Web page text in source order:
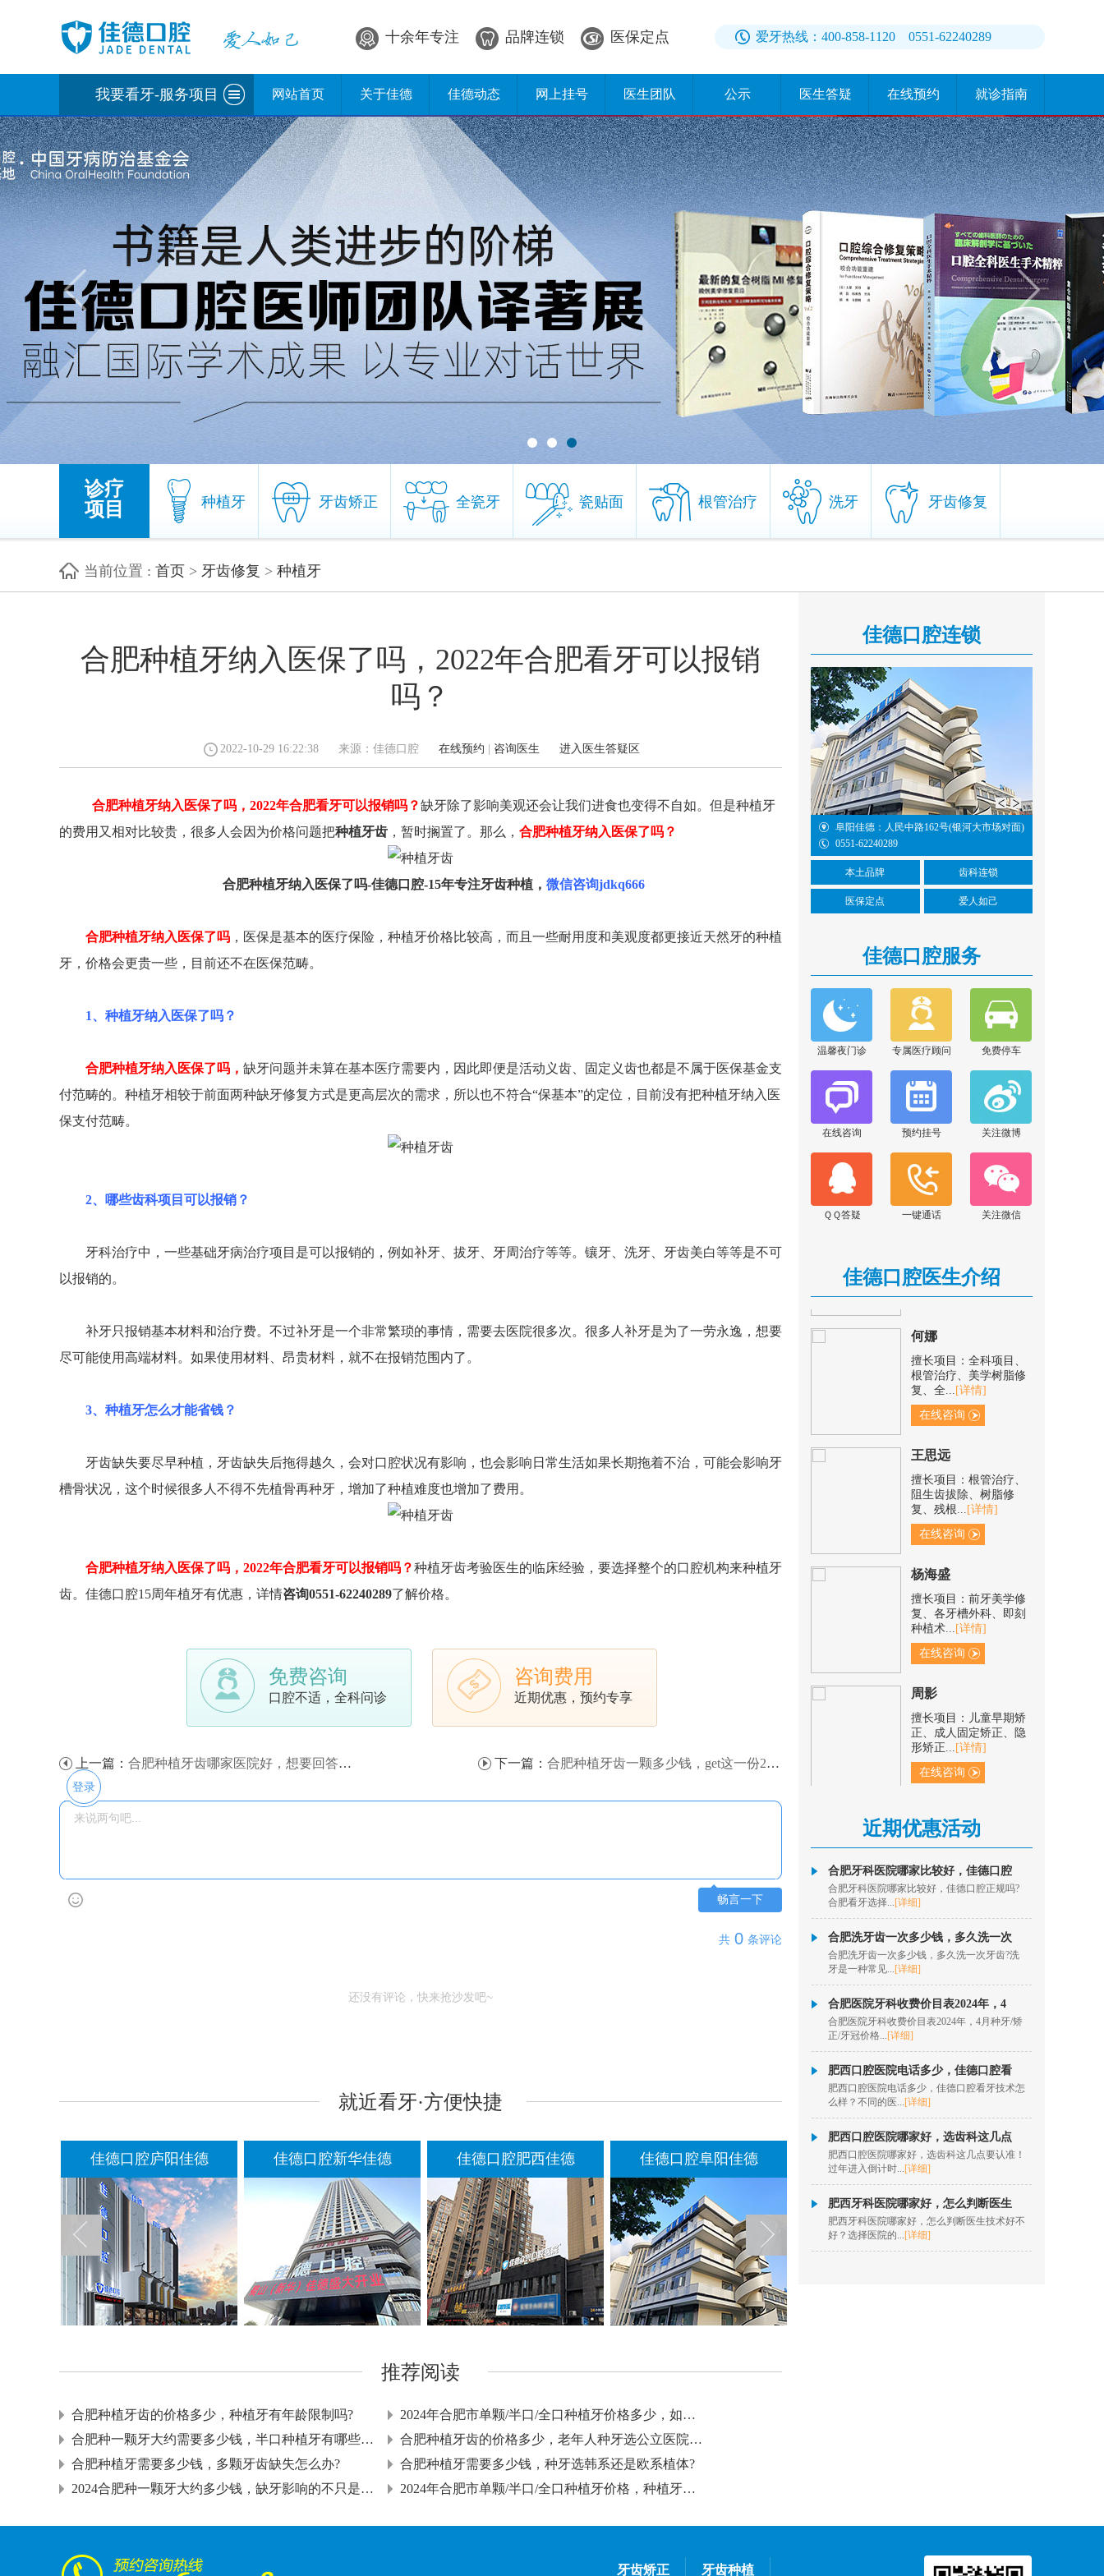
十余年专注 品牌连锁 医保定点 爱牙热线：400-858-1120 0551-62240289
我要看牙-服务项目 网站首页 关于佳德 佳德动态 网上挂号 医生团队 公示 医生答疑 在线预约 就诊指南
诊疗
项目
种植牙
种植牙
牙齿矫正 全瓷牙 瓷贴面 根管治疗 洗牙 牙齿修复
当前位置 : 首页 > 牙齿修复 > 种植牙
合肥种植牙纳入医保了吗，2022年合肥看牙可以报销
吗？
2022-10-29 16:22:38 来源：佳德口腔 在线预约 咨询医生 进入医生答疑区
合肥种植牙纳入医保了吗，2022年合肥看牙可以报销吗？缺牙除了影响美观还会让我们进食也变得不自如。但是种植牙
的费用又相对比较贵，很多人会因为价格问题把种植牙齿 ，暂时搁置了。那么， 合肥种植牙纳入医保了吗？
合肥种植牙纳入医保了吗-佳德口腔-15年专注牙齿种植， 微信咨询jdkq666
合肥种植牙纳入医保了吗 ，医保是基本的医疗保险，种植牙价格比较高，而且一些耐用度和美观度都更接近天然牙的种植
牙，价格会更贵一些，目前还不在医保范畴。
1、种植牙纳入医保了吗？
合肥种植牙纳入医保了吗， 缺牙问题并未算在基本医疗需要内，因此即便是活动义齿、固定义齿也都是不属于医保基金支
付范畴的。种植牙相较于前面两种缺牙修复方式是更高层次的需求，所以也不符合“保基本”的定位，目前没有把种植牙纳入医
保支付范畴。
2、哪些齿科项目可以报销？
牙科治疗中，一些基础牙病治疗项目是可以报销的，例如补牙、拔牙、牙周治疗等等。镶牙、洗牙、牙齿美白等等是不可
以报销的。
补牙只报销基本材料和治疗费。不过补牙是一个非常繁琐的事情，需要去医院很多次。很多人补牙是为了一劳永逸，想要
尽可能使用高端材料。如果使用材料、昂贵材料，就不在报销范围内了。
3、种植牙怎么才能省钱？
牙齿缺失要尽早种植，牙齿缺失后拖得越久，会对口腔状况有影响，也会影响日常生活如果长期拖着不治，可能会影响牙
槽骨状况，这个时候很多人不得不先植骨再种牙，增加了种植难度也增加了费用。
合肥种植牙纳入医保了吗，2022年合肥看牙可以报销吗？种植牙齿考验医生的临床经验，要选择整个的口腔机构来种植牙
齿。佳德口腔15周年植牙有优惠，详情咨询0551-62240289了解价格。
免费咨询
口腔不适，全科问诊
咨询费用
近期优惠，预约专享
上一篇： 合肥种植牙齿哪家医院好，想要回答这个问题，看这份攻略就够了！ 下一篇： 合肥种植牙齿一颗多少钱，get这一份2022种植牙价格表！
登录
畅言一下
共 0 条评论
还没有评论，快来抢沙发吧~
就近看牙·方便快捷
佳德口腔庐阳佳德 佳德口腔新华佳德 佳德口腔肥西佳德 佳德口腔阜阳佳德
推荐阅读
合肥种植牙齿的价格多少，种植牙有年龄限制吗?
2024年合肥市单颗/半口/全口种植牙价格多少，如何延长种
合肥种一颗牙大约需要多少钱，半口种植牙有哪些修复方式
合肥种植牙齿的价格多少，老年人种牙选公立医院还是私立
合肥种植牙需要多少钱，多颗牙齿缺失怎么办?
合肥种植牙需要多少钱，种牙选韩系还是欧系植体?
2024合肥种一颗牙大约多少钱，缺牙影响的不只是“吃饭”
2024年合肥市单颗/半口/全口种植牙价格，种植牙有哪些优
佳德口腔连锁
号（五彩城华润置地1楼）
蒙城北路108号(地铁3号线海棠站C2号口/宜家
肥西佳德：青年北路华邦万派城5-8109
0551-62240289
新华佳德：黄山路457号(地铁3号线国防科技
阜阳佳德：人民中路162号(银河大市场对面)
0551-62240289
本土品牌 齿科连锁
医保定点 爱人如己
佳德口腔服务
温馨夜门诊 专属医疗顾问 免费停车
在线咨询 预约挂号 关注微博
ＱＱ答疑 一键通话 关注微信
佳德口腔医生介绍
胡亚萍
擅长项目：口腔内根管
治疗和残根残冠为特色
的修复...
[详情]
在线咨询
张晓云
擅长项目：显微根管治
疗、前后牙美学修复、
阻生牙...
[详情]
在线咨询
范青青
在线咨询
擅长项目：全科项目、
根管治疗、美学树脂修
复、全...[详情]
在线咨询
擅长项目：根管治疗、
阻生齿拔除、树脂修
复、残根...[详情]
在线咨询
擅长项目：前牙美学修
复、各牙槽外科、即刻
种植术...[详情]
在线咨询
擅长项目：儿童早期矫
正、成人固定矫正、隐
形矫正... [详情]
在线咨询
擅长项目：口腔内根管
治疗、牙髓牙体治疗、
松动牙...[详情]
在线咨询
秦历
擅长项目：半口、全口
数字化种植、即拔即
种、疑难...
欧阳昌
正畸、牙齿美学正畸、
固定矫...[详情]
洪菲
肌功能...[详情]
在线咨询
隐形正...[详情]
近期优惠活动
合肥牙科医院哪家比较好，佳德口腔
合肥牙科医院哪家比较好，佳德口腔正规吗?
合肥看牙选择...[详细]
合肥洗牙齿一次多少钱，多久洗一次
合肥洗牙齿一次多少钱，多久洗一次牙齿?洗
牙是一种常见...[详细]
合肥医院牙科收费价目表2024年，4
合肥医院牙科收费价目表2024年，4月种牙/矫
正/牙冠价格...[详细]
肥西口腔医院电话多少，佳德口腔看
肥西口腔医院电话多少，佳德口腔看牙技术怎
么样？不同的医...[详细]
肥西口腔医院哪家好，选齿科这几点
肥西口腔医院哪家好，选齿科这几点要认准！
过年进入倒计时...[详细]
肥西牙科医院哪家好，怎么判断医生
肥西牙科医院哪家好，怎么判断医生技术好不
好？选择医院的...[详细]
牙齿矫正 牙齿种植